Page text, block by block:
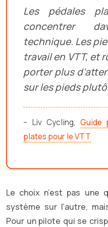
Les pédales
concentrer
technique. Les
travail en VTT, et
porter plus
sur les pieds
– Liv Cycling, Guide
plates pour le VTT
Le choix n’est pas une
système sur l’autre,
Pour un pilote qui se